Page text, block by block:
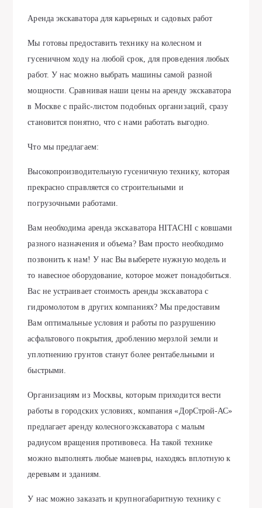
Аренда экскаватора для карьерных и садовых работ
Мы готовы предоставить технику на колесном и
гусеничном ходу на любой срок, для проведения любых
работ. У нас можно выбрать машины самой разной
мощности. Сравнивая наши цены на аренду экскаватора
в Москве с прайс-листом подобных организаций, сразу
становится понятно, что с нами работать выгодно.
Что мы предлагаем:
Высокопроизводительную гусеничную технику, которая
прекрасно справляется со строительными и
погрузочными работами.
Вам необходима аренда экскаватора HITACHI с ковшами
разного назначения и объема? Вам просто необходимо
позвонить к нам! У нас Вы выберете нужную модель и
то навесное оборудование, которое может понадобиться.
Вас не устраивает стоимость аренды экскаватора с
гидромолотом в других компаниях? Мы предоставим
Вам оптимальные условия и работы по разрушению
асфальтового покрытия, дроблению мерзлой земли и
уплотнению грунтов станут более рентабельными и
быстрыми.
Организациям из Москвы, которым приходится вести
работы в городских условиях, компания «ДорСтрой-АС»
предлагает аренду колесногоэкскаватора с малым
радиусом вращения противовеса. На такой технике
можно выполнять любые маневры, находясь вплотную к
деревьям и зданиям.
У нас можно заказать и крупногабаритную технику с